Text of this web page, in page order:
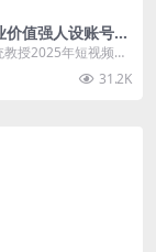
值强人设账号打
从个人出镜到商
授2025年短视频领
全链路技能，涵盖
...
31.2K